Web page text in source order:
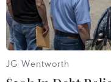
JG Wentworth